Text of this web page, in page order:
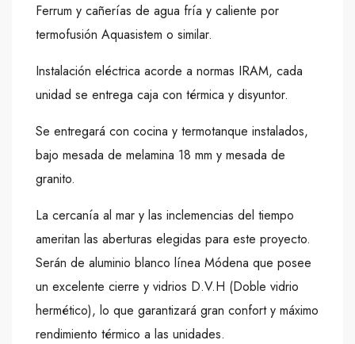
Ferrum y cañerías de agua fría y caliente por
termofusión Aquasistem o similar.
Instalación eléctrica acorde a normas IRAM, cada
unidad se entrega caja con térmica y disyuntor.
Se entregará con cocina y termotanque instalados,
bajo mesada de melamina 18 mm y mesada de
granito.
La cercanía al mar y las inclemencias del tiempo
ameritan las aberturas elegidas para este proyecto.
Serán de aluminio blanco línea Módena que posee
un excelente cierre y vidrios D.V.H (Doble vidrio
hermético), lo que garantizará gran confort y máximo
rendimiento térmico a las unidades.